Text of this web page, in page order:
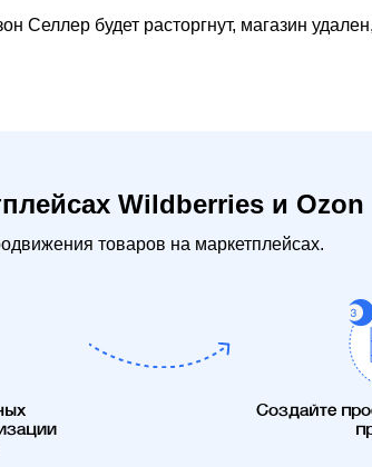
Селлер будет расторгнут, магазин
Wildberries и Ozon
товаров на маркетплейсах.
Создайте